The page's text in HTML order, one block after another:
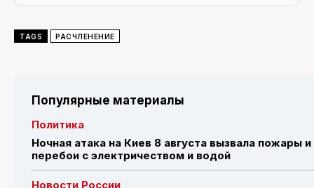
TAGS РАСЧЛЕНЕНИЕ
Популярные материалы
Политика
Ночная атака на Киев 8 августа вызвала пожары и
перебои с электричеством и водой
Новости России